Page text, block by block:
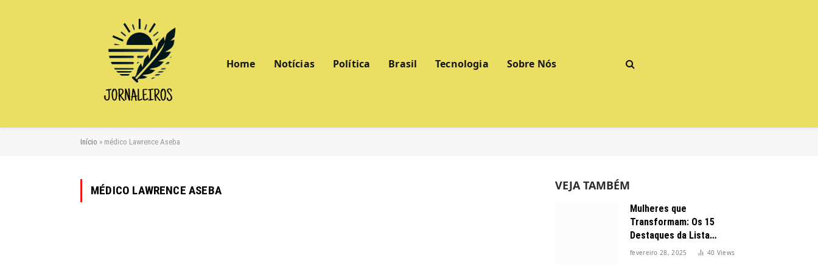
Home Notícias Política Brasil Tecnologia Sobre Nós
Início » médico Lawrence Aseba
MÉDICO LAWRENCE ASEBA VEJA TAMBÉM
Mulheres que
Transformam: Os 15
Destaques da Lista
Forbes 2025 no Brasil
fevereiro 28, 2025 40 Views